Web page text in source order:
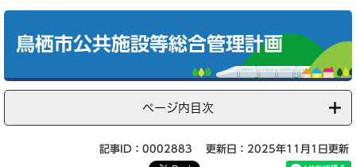
鳥栖市公共施設等総合管理計画
ページ内目次
記事ID：0002883 更新日：2025年11月1日更新